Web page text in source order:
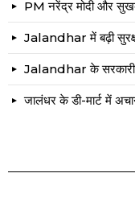
PM नरेंद्र मोदी और
Jalandhar में बढ़ी
Jalandhar के सरकारी
जालंधर के डी-मार्ट में